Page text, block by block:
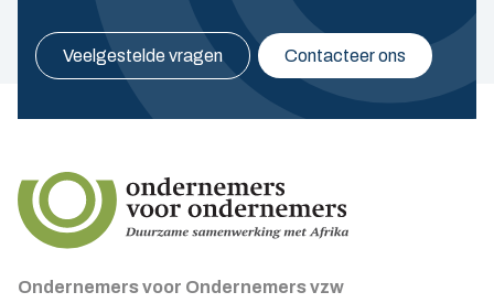
Veelgestelde vragen Contacteer ons
Ondernemers voor Ondernemers vzw